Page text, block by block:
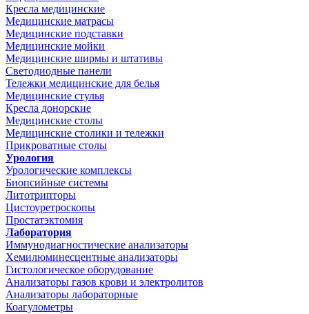
Кресла медицинские
Медицинские матрасы
Медицинские подставки
Медицинские мойки
Медицинские ширмы и штативы
Светодиодные панели
Тележки медицинские для белья
Медицинские стулья
Кресла донорские
Медицинские столы
Медицинские столики и тележки
Прикроватные столы
Урология
Урологические комплексы
Биопсийные системы
Литотрипторы
Цистоуретроскопы
Простатэктомия
Лаборатория
Иммунодиагностические анализаторы
Хемилюминесцентные анализаторы
Гистологическое оборудование
Анализаторы газов крови и электролитов
Анализаторы лабораторные
Коагулометры